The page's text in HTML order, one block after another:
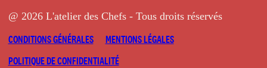
@ 2026 L'atelier des Chefs - Tous droits réservés
CONDITIONS GÉNÉRALES
MENTIONS LÉGALES
POLITIQUE DE CONFIDENTIALITÉ